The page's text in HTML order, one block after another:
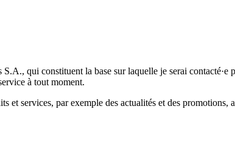
qui constituent la base sur laquelle je serai contacté·e
à tout moment.
services, par exemple des actualités et des promotions,